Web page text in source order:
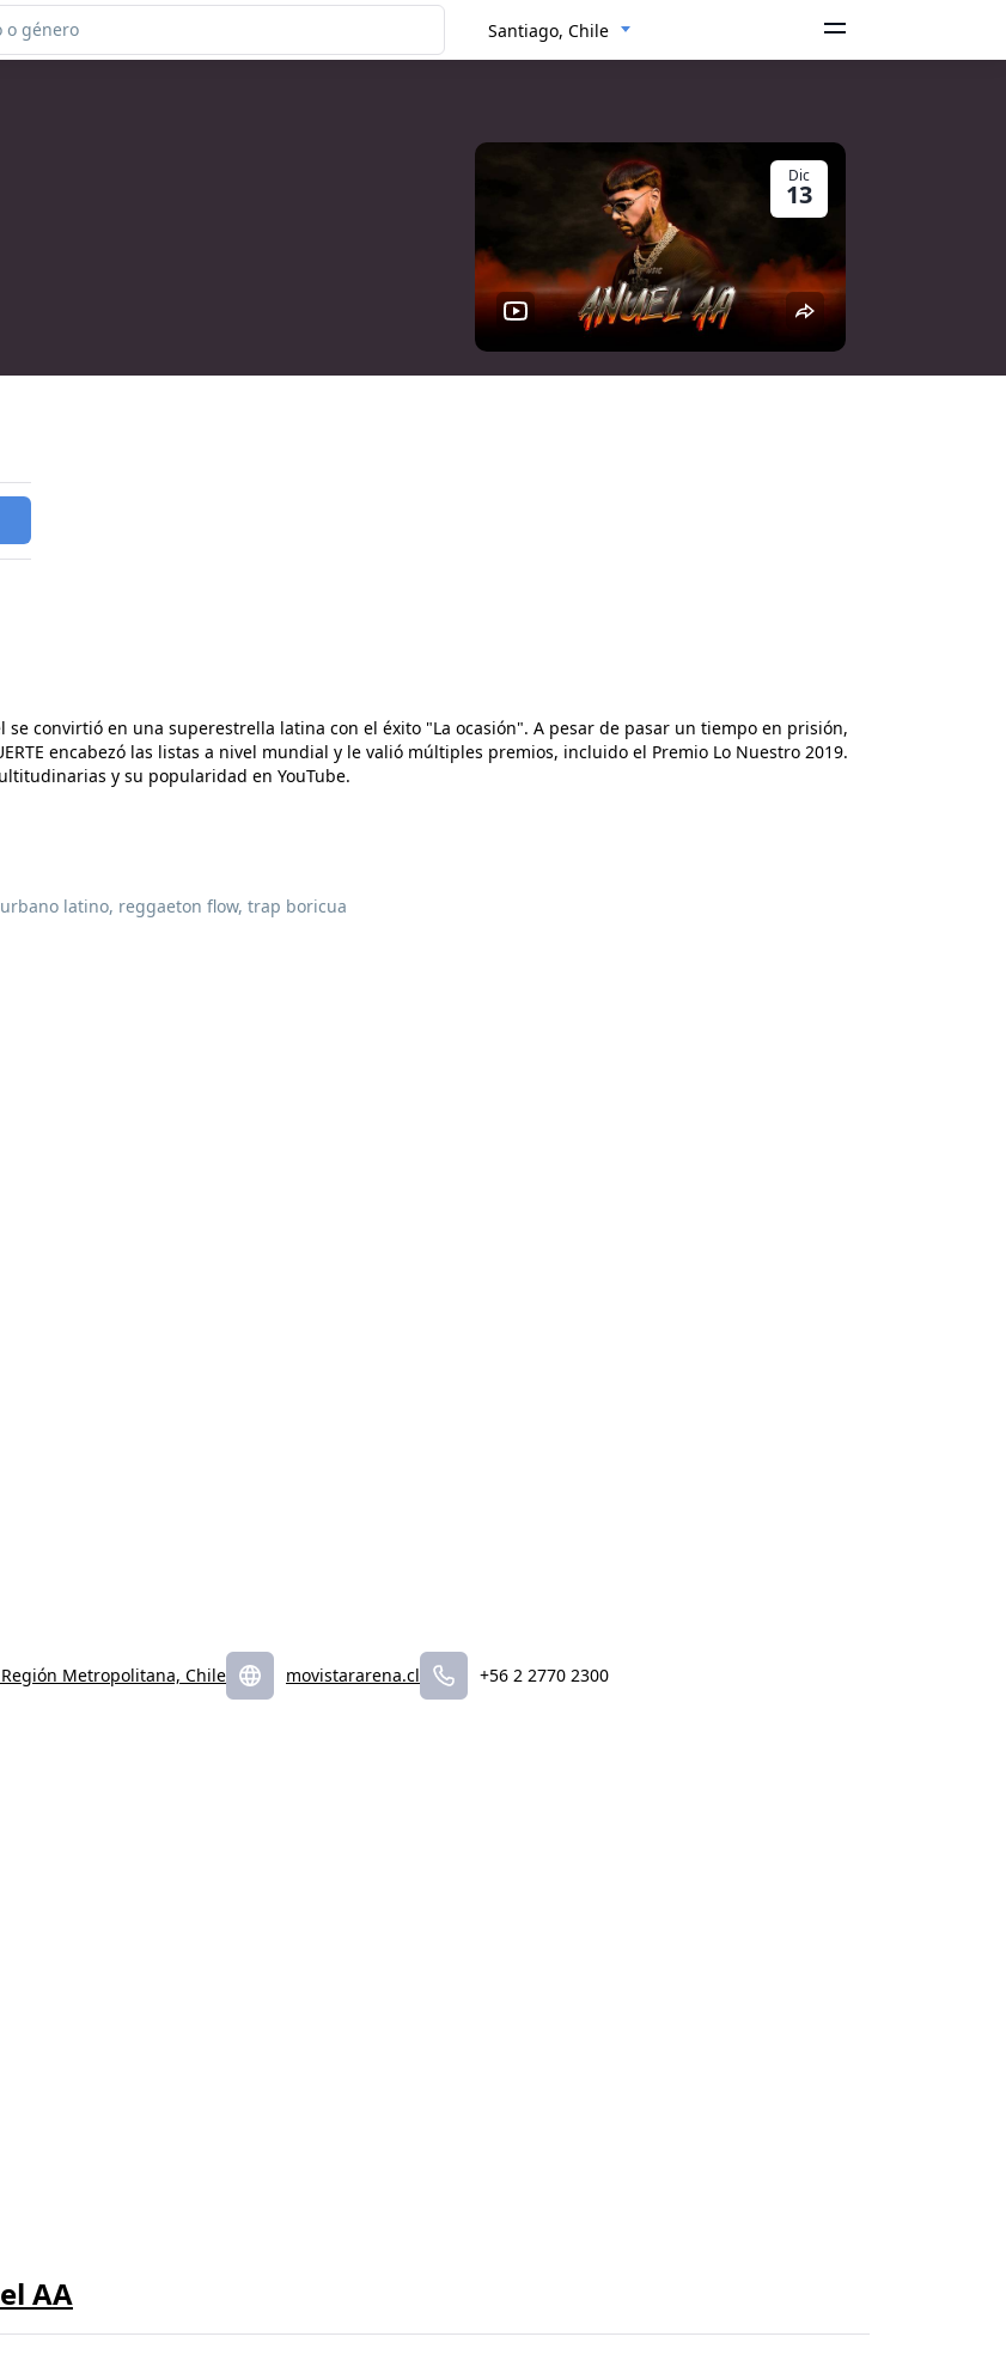
Santiago, Chile
Dic
13
se convirtió en una superestrella latina con el éxito "La ocasión". A pesar de pasar un tiempo en prisión,
encabezó las listas a nivel mundial y le valió múltiples premios, incluido el Premio Lo Nuestro 2019.
y su popularidad en YouTube.
latino, reggaeton flow, trap boricua
Metropolitana, Chile movistararena.cl +56 2 2770 2300
AA